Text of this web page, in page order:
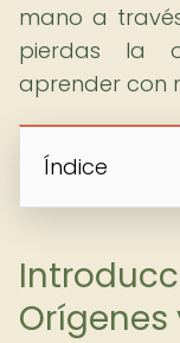
mano a
pierdas la
aprender con
Índice
Orígenes